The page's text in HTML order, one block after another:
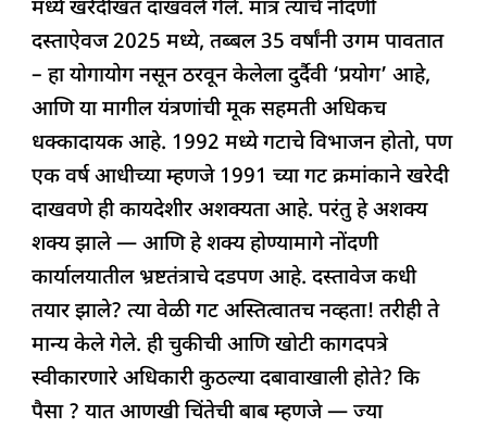
मध्ये खरेदीखत दाखवले गेले. मात्र त्याचे नोंदणी
दस्ताऐवज 2025 मध्ये, तब्बल 35 वर्षांनी उगम पावतात
– हा योगायोग नसून ठरवून केलेला दुर्दैवी ‘प्रयोग’ आहे,
आणि या मागील यंत्रणांची मूक सहमती अधिकच
धक्कादायक आहे. 1992 मध्ये गटाचे विभाजन होतो, पण
एक वर्ष आधीच्या म्हणजे 1991 च्या गट क्रमांकाने खरेदी
दाखवणे ही कायदेशीर अशक्यता आहे. परंतु हे अशक्य
शक्य झाले — आणि हे शक्य होण्यामागे नोंदणी
कार्यालयातील भ्रष्टतंत्राचे दडपण आहे. दस्तावेज कधी
तयार झाले? त्या वेळी गट अस्तित्वातच नव्हता! तरीही ते
मान्य केले गेले. ही चुकीची आणि खोटी कागदपत्रे
स्वीकारणारे अधिकारी कुठल्या दबावाखाली होते? कि
पैसा ? यात आणखी चिंतेची बाब म्हणजे — ज्या